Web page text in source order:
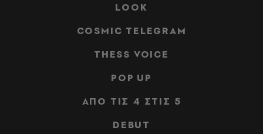
LOOK
COSMIC TELEGRAM
THESS VOICE
POP UP
ΑΠΟ ΤΙΣ 4 ΣΤΙΣ 5
DEBUT